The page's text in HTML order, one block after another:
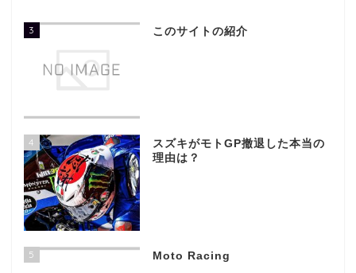
3 このサイトの紹介
4
スズキがモトGP撤退した本当の
理由は？
5 Moto Racing